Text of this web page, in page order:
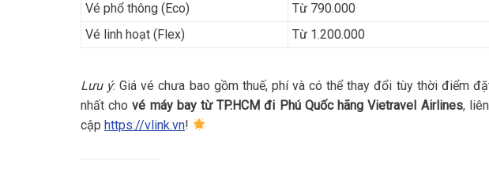
Vé phổ thông (Eco) Từ 790.000
Vé linh hoạt (Flex)
Từ 1.200.000
Lưu ý: Giá vé chưa bao gồm thuế, phí và có thể thay đổi tùy thời điểm
nhất chové máy bay từ TP.HCM đi Phú Quốc hãng Vietravel Airlines,
cập https://vlink.vn!